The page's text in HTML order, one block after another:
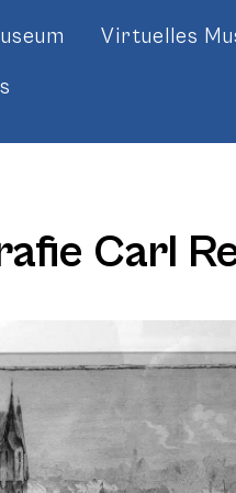
Virtuelles
Carl